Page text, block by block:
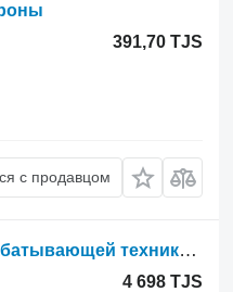
391,70 TJS
с продавцом
Redlica głębosza Agrisem Cultiplow TCS-SOC653W для почвообрабатывающей техники Agrisem Cultiplow
4 698 TJS